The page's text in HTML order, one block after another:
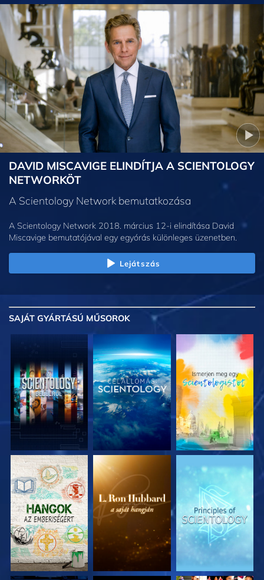
DAVID MISCAVIGE ELINDÍTJA A SCIENTOLOGY
NETWORKÖT
A Scientology Network bemutatkozása
A Scientology Network 2018. március 12-i elindítása David
Miscavige bemutatójával egy egyórás különleges üzenetben.
Lejátszás
SAJÁT GYÁRTÁSÚ MŰSOROK
A SOROZAT
RÉSZEI
A SOROZAT
RÉSZEI
A SOROZAT
RÉSZEI